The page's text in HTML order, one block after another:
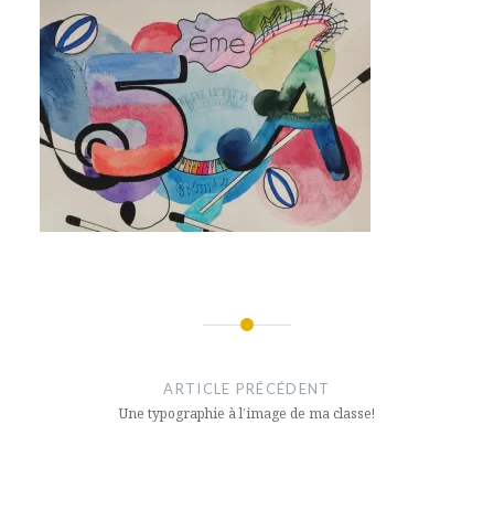
ARTICLE PRÉCÉDENT
Une typographie à l’image de ma classe!